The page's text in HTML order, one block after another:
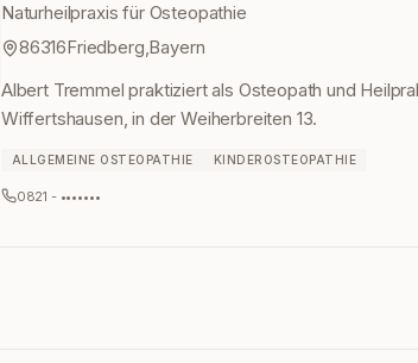
Naturheilpraxis für Osteopathie
86316Friedberg,Bayern
Albert Tremmel praktiziert als Osteopath und
Wiffertshausen, in der Weiherbreiten 13.
ALLGEMEINE OSTEOPATHIE KINDEROSTEOPATHIE
0821 - •••••••